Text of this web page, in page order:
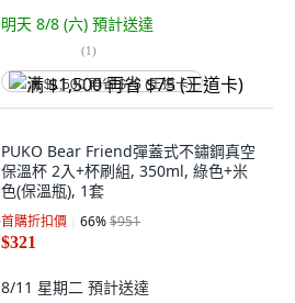
明天 8/8 (六) 預計送達
(1)
满 $1,500 再省 $75 (王道卡)
PUKO Bear Friend彈蓋式不鏽鋼真空
保溫杯 2入+杯刷組, 350ml, 綠色+米
色(保溫瓶), 1套
首購折扣價 66%$951
$321
8/11 星期二 預計送達